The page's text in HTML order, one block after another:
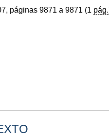
páginas 9871 a 9871 (1 pág.